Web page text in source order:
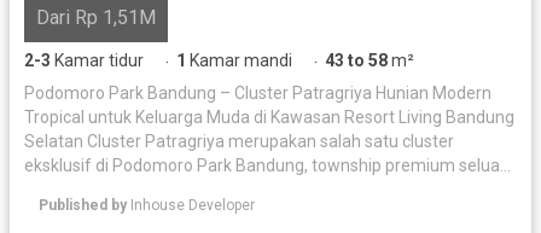
Dari Rp 1,51M
2-3 Kamar tidur · 1 Kamar mandi · 43 to 58m²
Podomoro Park Bandung – Cluster Patragriya Hunian Modern
Tropical untuk Keluarga Muda di Kawasan Resort Living Bandung
Selatan Cluster Patragriya merupakan salah satu cluster
eksklusif di Podomoro Park Bandung, township premium seluas
Podomoro Land Tbk. Dirancang khusus untuk keluarga muda
Published by Inhouse Developer